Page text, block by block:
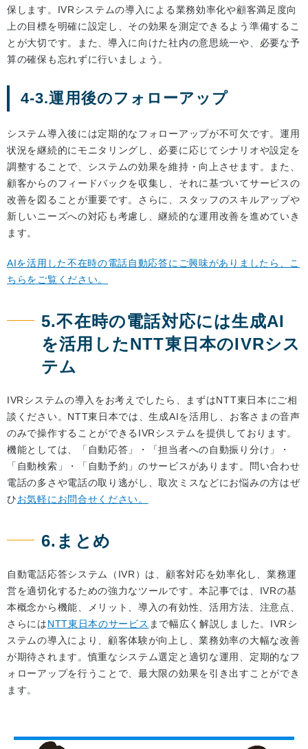
保します。IVRシステムの導入による業務効率化や顧客満足度向
上の目標を明確に設定し、その効果を測定できるよう準備するこ
とが大切です。また、導入に向けた社内の意思統一や、必要な予
算の確保も忘れずに行いましょう。
4-3.運用後のフォローアップ
システム導入後には定期的なフォローアップが不可欠です。運用
状況を継続的にモニタリングし、必要に応じてシナリオや設定を
調整することで、システムの効果を維持・向上させます。また、
顧客からのフィードバックを収集し、それに基づいてサービスの
改善を図ることが重要です。さらに、スタッフのスキルアップや
新しいニーズへの対応も考慮し、継続的な運用改善を進めていき
ます。
AIを活用した不在時の電話自動応答にご興味がありましたら、こ
ちらをご覧ください。
5.不在時の電話対応には生成AI
を活用したNTT東日本のIVRシス
テム
IVRシステムの導入をお考えでしたら、まずはNTT東日本にご相
談ください。NTT東日本では、生成AIを活用し、お客さまの音声
のみで操作することができるIVRシステムを提供しております。
機能としては、「自動応答」・「担当者への自動振り分け」・
「自動検索」・「自動予約」のサービスがあります。問い合わせ
電話の多さや電話の取り逃がし、取次ミスなどにお悩みの方はぜ
ひお気軽にお問合せください。
6.まとめ
自動電話応答システム（IVR）は、顧客対応を効率化し、業務運
営を適切化するための強力なツールです。本記事では、IVRの基
本概念から機能、メリット、導入の有効性、活用方法、注意点、
さらにはNTT東日本のサービス まで幅広く解説しました。IVRシ
ステムの導入により、顧客体験が向上し、業務効率の大幅な改善
が期待されます。慎重なシステム選定と適切な運用、定期的なフ
ォローアップを行うことで、最大限の効果を引き出すことができ
ます。